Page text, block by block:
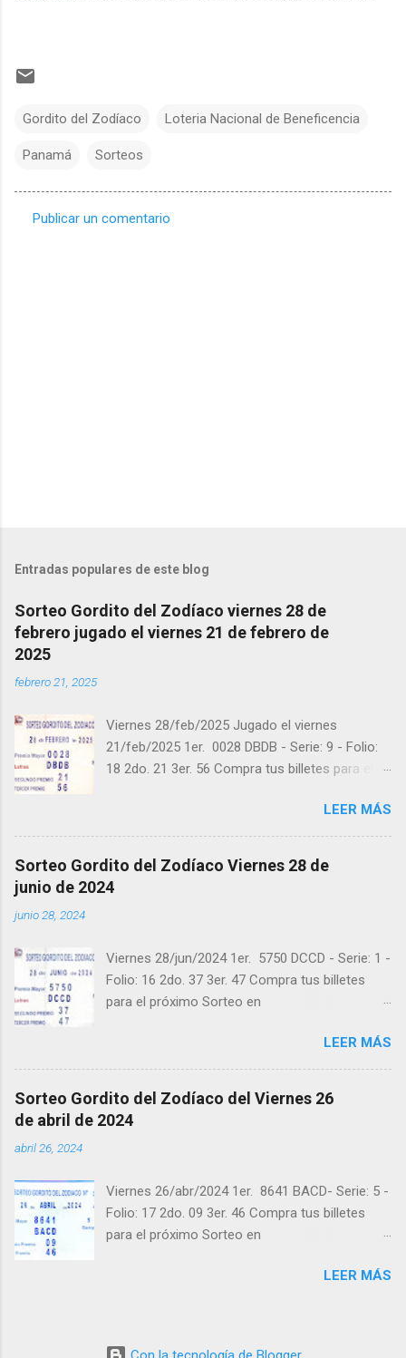
Gordito del Zodíaco Loteria Nacional de Beneficencia
Panamá Sorteos
Publicar un comentario
Entradas populares de este blog
Sorteo Gordito del Zodíaco viernes 28 de
febrero jugado el viernes 21 de febrero de
2025
febrero 21, 2025
Viernes 28/feb/2025 Jugado el viernes
21/feb/2025 1er. 0028 DBDB - Serie: 9 - Folio:
18 2do. 21 3er. 56 Compra tus billetes para el
instagram.com/balotas_panama - En Twitter:
@balotas y Facebook: facebook.com/balotas
"Buena Suerte" para el próximo sorteo,
recuerden visitarnos en balotas.com para
conocer los datos que le ayudaran a ganar y
LEER MÁS
Sorteo Gordito del Zodíaco Viernes 28 de
junio de 2024
junio 28, 2024
Viernes 28/jun/2024 1er. 5750 DCCD - Serie: 1 -
Folio: 16 2do. 37 3er. 47 Compra tus billetes
para el próximo Sorteo en
Instagram: instagram.com/balotas_panama -
En Twitter: @balotas y Facebook:
facebook.com/balotas Pruebe su suerte en las
próximo sorteo, recuerden visitarnos en
balotas.com para conocer los datos que le
ayudaran a ganar y ver los sorteos que se le
LEER MÁS
Sorteo Gordito del Zodíaco del Viernes 26
de abril de 2024
abril 26, 2024
Viernes 26/abr/2024 1er. 8641 BACD- Serie: 5 -
Folio: 17 2do. 09 3er. 46 Compra tus billetes
para el próximo Sorteo en
Instagram: instagram.com/balotas_panama -
mejores loterías millonarias y de una forma
LEER MÁS